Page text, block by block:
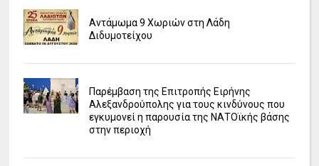
Αντάμωμα 9 Χωριών στη Λάδη
Διδυμοτείχου
Παρέμβαση της Επιτροπής Ειρήνης
Αλεξανδρούπολης για τους κινδύνους που
εγκυμονεί η παρουσία της ΝΑΤΟϊκής βάσης
στην περιοχή